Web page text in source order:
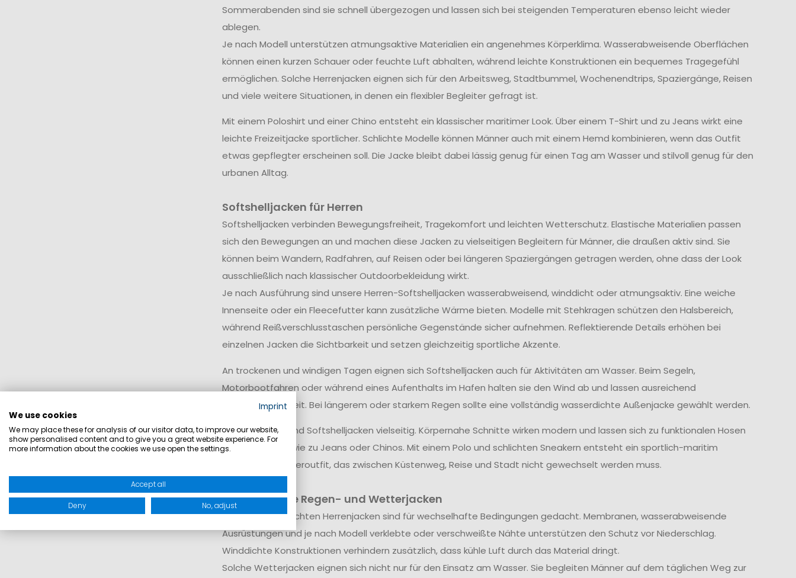
Sommerabenden sind sie schnell übergezogen und lassen sich bei steigenden Temperaturen ebenso leicht wieder
ablegen.
Je nach Modell unterstützen atmungsaktive Materialien ein angenehmes Körperklima. Wasserabweisende Oberflächen
können einen kurzen Schauer oder feuchte Luft abhalten, während leichte Konstruktionen ein bequemes Tragegefühl
ermöglichen. Solche Herrenjacken eignen sich für den Arbeitsweg, Stadtbummel, Wochenendtrips, Spaziergänge, Reisen
und viele weitere Situationen, in denen ein flexibler Begleiter gefragt ist.
Mit einem Poloshirt und einer Chino entsteht ein klassischer maritimer Look. Über einem T-Shirt und zu Jeans wirkt eine
leichte Freizeitjacke sportlicher. Schlichte Modelle können Männer auch mit einem Hemd kombinieren, wenn das Outfit
etwas gepflegter erscheinen soll. Die Jacke bleibt dabei lässig genug für einen Tag am Wasser und stilvoll genug für den
urbanen Alltag.
Softshelljacken für Herren
Softshelljacken verbinden Bewegungsfreiheit, Tragekomfort und leichten Wetterschutz. Elastische Materialien passen
sich den Bewegungen an und machen diese Jacken zu vielseitigen Begleitern für Männer, die draußen aktiv sind. Sie
können beim Wandern, Radfahren, auf Reisen oder bei längeren Spaziergängen getragen werden, ohne dass der Look
ausschließlich nach klassischer Outdoorbekleidung wirkt.
Je nach Ausführung sind unsere Herren-Softshelljacken wasserabweisend, winddicht oder atmungsaktiv. Eine weiche
Innenseite oder ein Fleecefutter kann zusätzliche Wärme bieten. Modelle mit Stehkragen schützen den Halsbereich,
während Reißverschlusstaschen persönliche Gegenstände sicher aufnehmen. Reflektierende Details erhöhen bei
einzelnen Jacken die Sichtbarkeit und setzen gleichzeitig sportliche Akzente.
An trockenen und windigen Tagen eignen sich Softshelljacken auch für Aktivitäten am Wasser. Beim Segeln,
Motorbootfahren oder während eines Aufenthalts im Hafen halten sie den Wind ab und lassen ausreichend
Bewegungsfreiheit. Bei längerem oder starkem Regen sollte eine vollständig wasserdichte Außenjacke gewählt werden.
Auch modisch sind Softshelljacken vielseitig. Körpernahe Schnitte wirken modern und lassen sich zu funktionalen Hosen
ebenso tragen wie zu Jeans oder Chinos. Mit einem Polo und schlichten Sneakern entsteht ein sportlich-maritim
geprägtes Männeroutfit, das zwischen Küstenweg, Reise und Stadt nicht gewechselt werden muss.
Wasserdichte Regen- und Wetterjacken
Unsere wasserdichten Herrenjacken sind für wechselhafte Bedingungen gedacht. Membranen, wasserabweisende
Ausrüstungen und je nach Modell verklebte oder verschweißte Nähte unterstützen den Schutz vor Niederschlag.
Winddichte Konstruktionen verhindern zusätzlich, dass kühle Luft durch das Material dringt.
Solche Wetterjacken eignen sich nicht nur für den Einsatz am Wasser. Sie begleiten Männer auf dem täglichen Weg zur
Imprint
We use cookies
We may place these for analysis of our visitor data, to improve our website,
show personalised content and to give you a great website experience. For
more information about the cookies we use open the settings.
Accept all
Deny No, adjust